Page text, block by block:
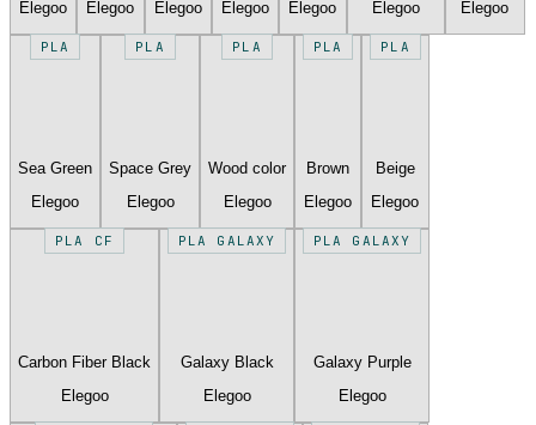
Elegoo
Elegoo
Elegoo
Elegoo
Elegoo
Elegoo
Elegoo
PLA
Sea Green
Elegoo
PLA
Space Grey
Elegoo
PLA
Wood color
Elegoo
PLA
Brown
Elegoo
PLA
Beige
Elegoo
PLA CF
Carbon Fiber Black
Elegoo
PLA GALAXY
Galaxy Black
Elegoo
PLA GALAXY
Galaxy Purple
Elegoo